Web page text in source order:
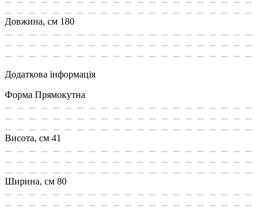
Довжина, см 180
Додаткова інформація
Форма Прямокутна
Висота, см 41
Ширина, см 80